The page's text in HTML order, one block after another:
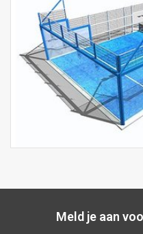
Meld je aan